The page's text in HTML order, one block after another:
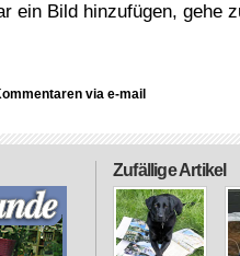
ein Bild hinzufügen, gehe
via e-mail
Zufällige Artikel